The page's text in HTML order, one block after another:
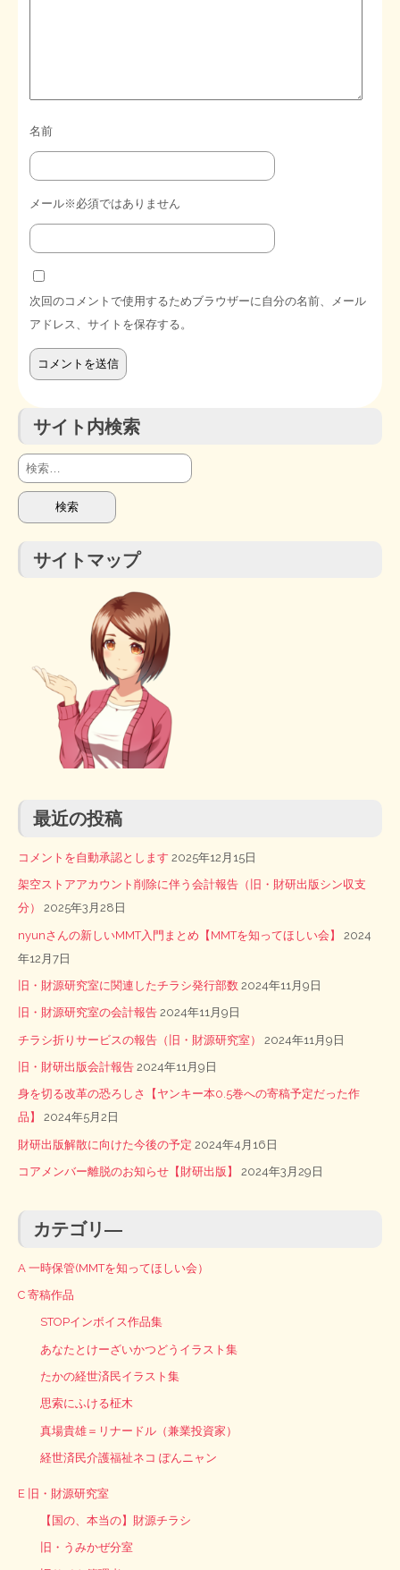
名前
メール※必須ではありません
次回のコメントで使用するためブラウザーに自分の名前、メール
アドレス、サイトを保存する。
サイト内検索
検
索:
サイトマップ
最近の投稿
コメントを自動承認とします 2025年12月15日
架空ストアアカウント削除に伴う会計報告（旧・財研出版シン収支
分）
2025年3月28日
nyunさんの新しいMMT入門まとめ【MMTを知ってほしい会】
2024
年12月7日
旧・財源研究室に関連したチラシ発行部数 2024年11月9日
旧・財源研究室の会計報告 2024年11月9日
チラシ折りサービスの報告（旧・財源研究室） 2024年11月9日
旧・財研出版会計報告 2024年11月9日
身を切る改革の恐ろしさ【ヤンキー本0.5巻への寄稿予定だった作
品】
2024年5月2日
財研出版解散に向けた今後の予定 2024年4月16日
コアメンバー離脱のお知らせ【財研出版】 2024年3月29日
カテゴリ―
A 一時保管(MMTを知ってほしい会）
C 寄稿作品
STOPインボイス作品集
あなたとけーざいかつどうイラスト集
たかの経世済民イラスト集
思索にふける柾木
真場貴雄＝リナードル（兼業投資家）
経世済民介護福祉ネコ ぽんニャン
E 旧・財源研究室
【国の、本当の】財源チラシ
旧・うみかぜ分室